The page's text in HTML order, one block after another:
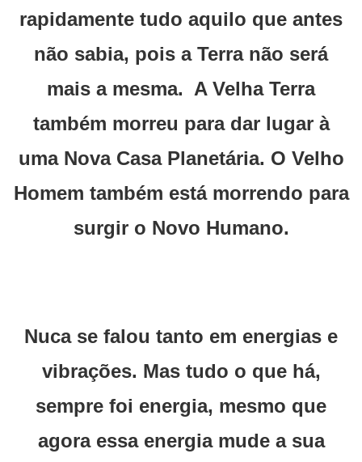
rapidamente tudo aquilo que antes
não sabia, pois a Terra não será
mais a mesma. A Velha Terra
também morreu para dar lugar à
uma Nova Casa Planetária. O Velho
Homem também está morrendo para
surgir o Novo Humano.
Nuca se falou tanto em energias e
vibrações. Mas tudo o que há,
sempre foi energia, mesmo que
agora essa energia mude a sua